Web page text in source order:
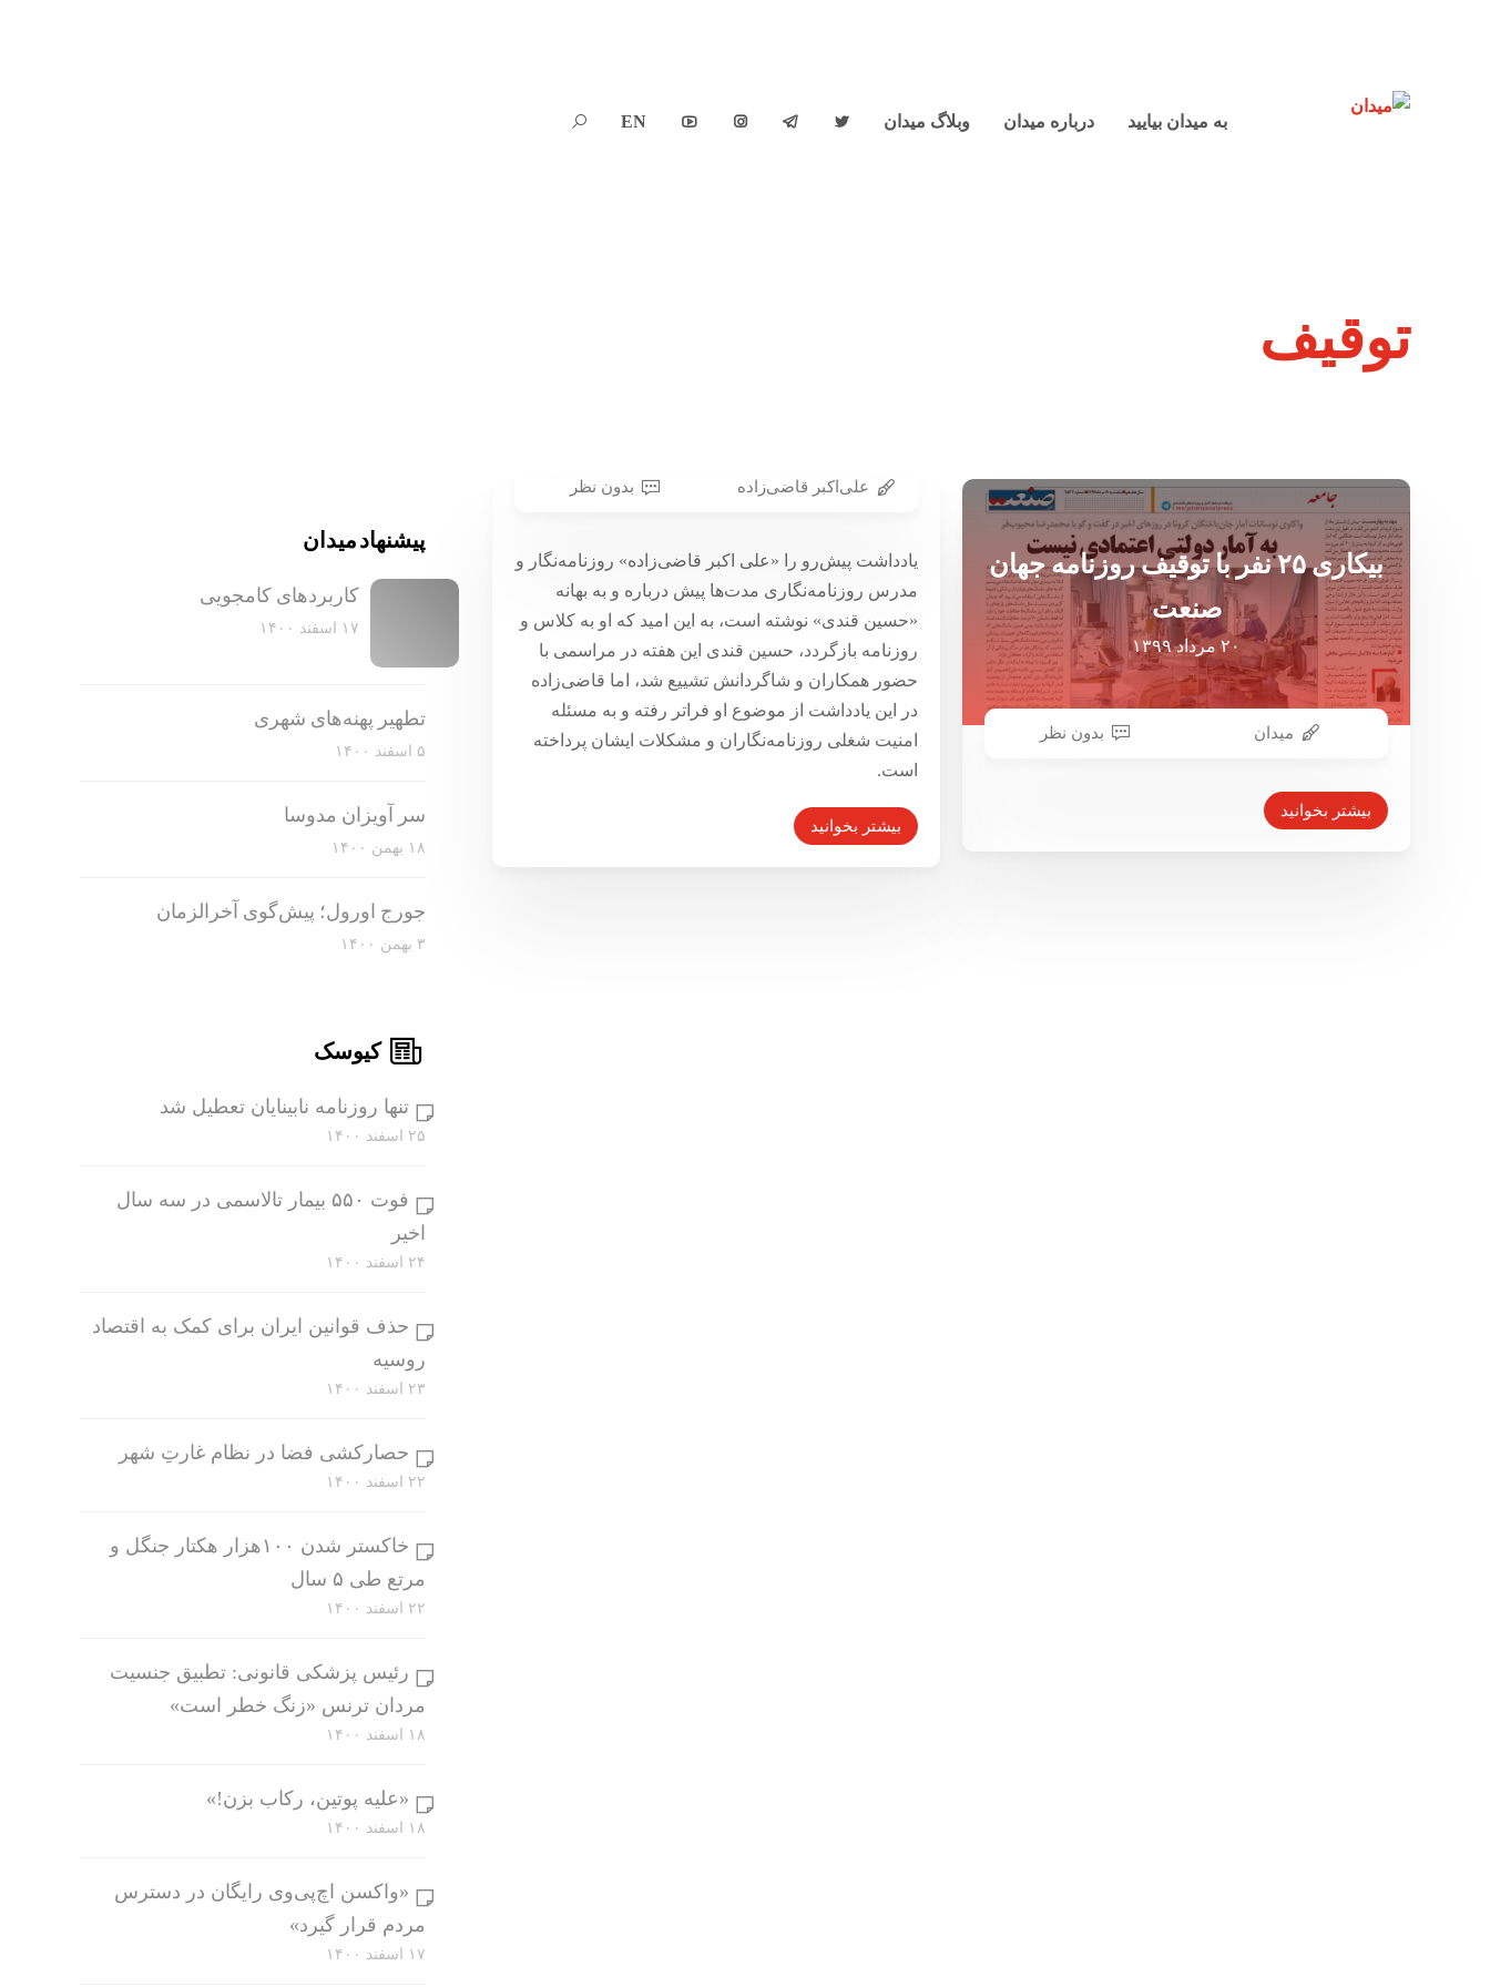
به میدان بیایید درباره میدان وبلاگ میدان 



EN

توقیف
بیکاری ۲۵ نفر با توقیف روزنامه جهان
صنعت
۲۰ مرداد ۱۳۹۹
میدان بدون نظر
بیشتر بخوانید
۷ اردیبهشت ۱۳۹۴
علی‌اکبر قاضی‌زاده بدون نظر
یادداشت پیش‌رو را «علی اکبر قاضی‌زاده» روزنامه‌نگار و
مدرس روزنامه‌نگاری مدت‌ها پیش درباره و به بهانه‌
«حسین قندی» نوشته است، به این امید که او به کلاس و
روزنامه بازگردد، حسین قندی این هفته در مراسمی با
حضور همکاران و شاگردانش تشییع شد، اما قاضی‌زاده
در این یادداشت از موضوع او فراتر رفته و به مسئله
امنیت شغلی روزنامه‌نگاران و مشکلات ایشان پرداخته
است.
بیشتر بخوانید
پیشنهاد میدان
کاربرد‌های کامجویی
۱۷ اسفند ۱۴۰۰
تطهیر پهنه‌های شهری
۵ اسفند ۱۴۰۰
سر آویزان مدوسا
۱۸ بهمن ۱۴۰۰
جورج اورول؛ پیش‌گوی آخرالزمان
۳ بهمن ۱۴۰۰
کیوسک
تنها روزنامه نابینایان تعطیل شد
۲۵ اسفند ۱۴۰۰
فوت ۵۵۰ بیمار تالاسمی در سه سال
اخیر
۲۴ اسفند ۱۴۰۰
حذف قوانین ایران برای کمک به اقتصاد
روسیه
۲۳ اسفند ۱۴۰۰
حصارکشی فضا در نظام غارتِ شهر
۲۲ اسفند ۱۴۰۰
خاکستر شدن ۱۰۰هزار هکتار جنگل و
مرتع طی ۵ سال
۲۲ اسفند ۱۴۰۰
رئیس پزشکی قانونی: تطبیق جنسیت
مردان ترنس «زنگ خطر است»
۱۸ اسفند ۱۴۰۰
«علیه پوتین، رکاب بزن!»
۱۸ اسفند ۱۴۰۰
«واکسن اچ‌پی‌وی رایگان در دسترس
مردم قرار گیرد»
۱۷ اسفند ۱۴۰۰